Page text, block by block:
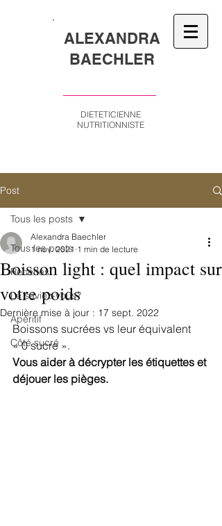
ALEXANDRA
BAECHLER
DIETETICIENNE
NUTRITIONNISTE
Post
Tous les posts
Recettes
Le saviez-vous?
Apéritif
Côté sucré
Tous les posts
Boisson light : quel impact sur
votre poids
Alexandra Baechler
1 nov. 2021 1 min de lecture
Dernière mise à jour : 17 sept. 2022
Boissons sucrées vs leur équivalent
« 0 sucre ».
Vous aider à décrypter les étiquettes et
déjouer les pièges.